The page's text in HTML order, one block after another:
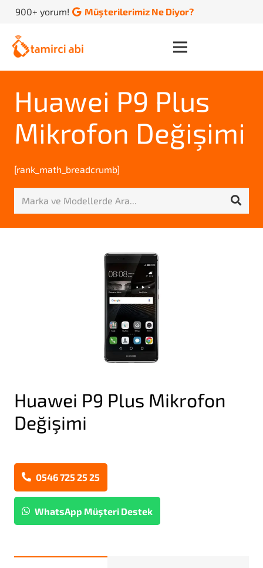
900+ yorum! Müşterilerimiz Ne Diyor?
Huawei P9 Plus
Mikrofon Değişimi
[rank_math_breadcrumb]
Huawei P9 Plus Mikrofon
Değişimi
0546 725 25 25
WhatsApp Müşteri Destek